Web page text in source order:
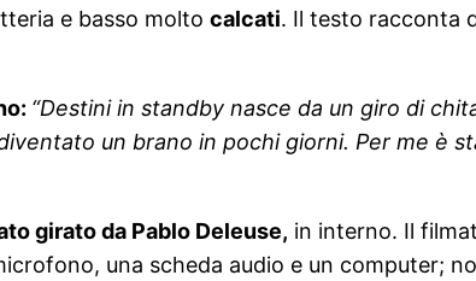
e basso molto calcati. Il testo racconta
“Destini in standby nasce da un giro di
un brano in pochi giorni. Per me è
girato da Pablo Deleuse, in interno. Il
una scheda audio e un computer;